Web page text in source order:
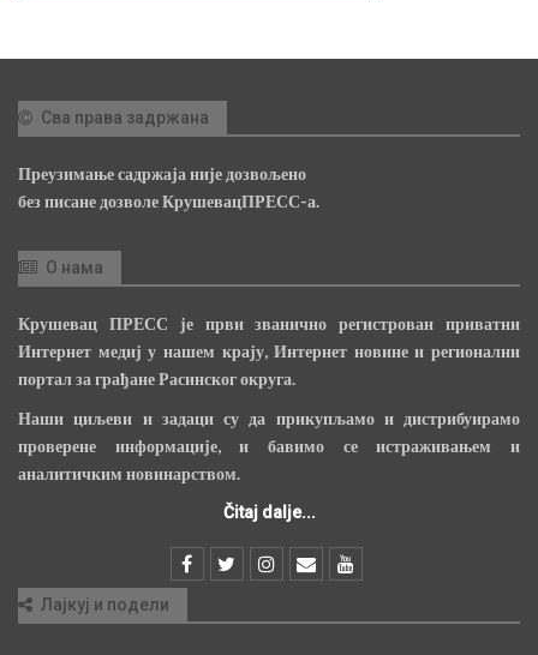
Сва права задржана
Преузимање садржаја није дозвољено
без писане дозволе КрушевацПРЕСС-а.
О нама
Крушевац ПРЕСС је први званично регистрован приватни
Интернет медиј у нашем крају, Интернет новине и регионални
портал за грађане Расинског округа.
Наши циљеви и задаци су да прикупљамо и дистрибуирамо
проверене информације, и бавимо се истраживањем и
аналитичким новинарством.
Čitaj dalje...
Лајкуј и подели